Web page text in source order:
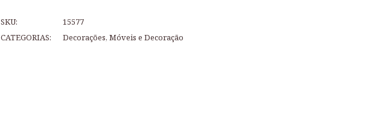
SKU:
15577
CATEGORIAS:
Decorações, Móveis e Decoração